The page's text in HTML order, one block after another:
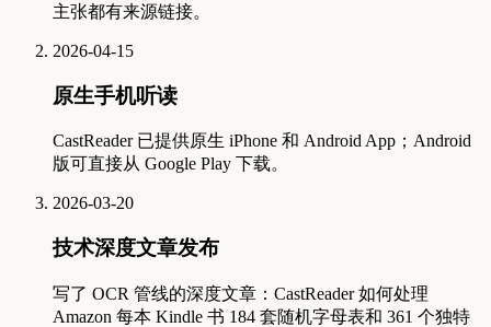
主张都有来源链接。
2026-04-15
原生手机听读
CastReader 已提供原生 iPhone 和 Android App；Android
版可直接从 Google Play 下载。
2026-03-20
技术深度文章发布
写了 OCR 管线的深度文章：CastReader 如何处理
Amazon 每本 Kindle 书 184 套随机字母表和 361 个独特